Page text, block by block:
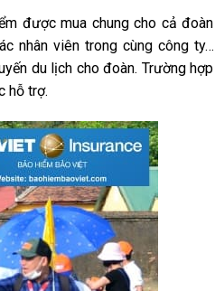
được mua chung cho cả đoàn
nhân viên trong cùng công ty…
du lịch cho đoàn. Trường hợp
hỗ trợ.